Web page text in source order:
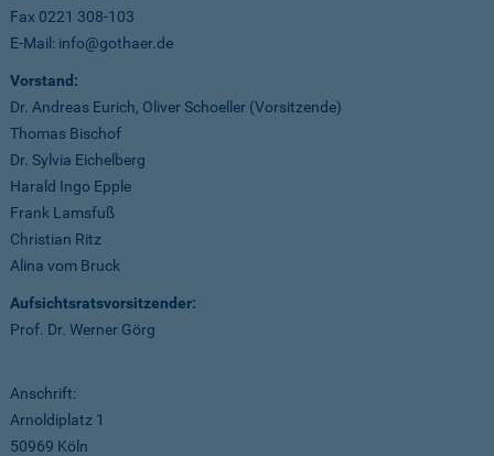
Fax 0221 308-103
E-Mail: info@gothaer.de
Vorstand:
Dr. Andreas Eurich, Oliver Schoeller (Vorsitzende)
Thomas Bischof
Dr. Sylvia Eichelberg
Harald Ingo Epple
Frank Lamsfuß
Christian Ritz
Alina vom Bruck
Aufsichtsratsvorsitzender:
Prof. Dr. Werner Görg
Anschrift:
Arnoldiplatz 1
50969 Köln